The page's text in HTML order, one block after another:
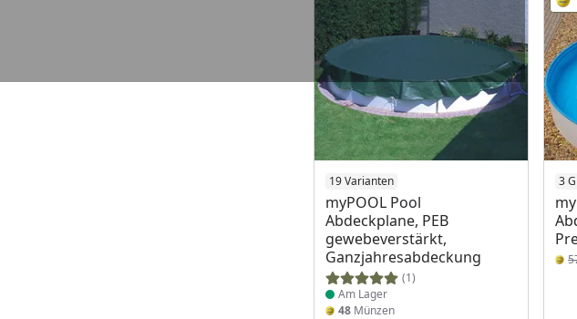
19 Varianten
myPOOL Pool
Abdeckplane, PEB
gewebeverstärkt,
Ganzjahresabdeckung
(1)
Produkt am Lager
Am Lager
48 Münzen
3